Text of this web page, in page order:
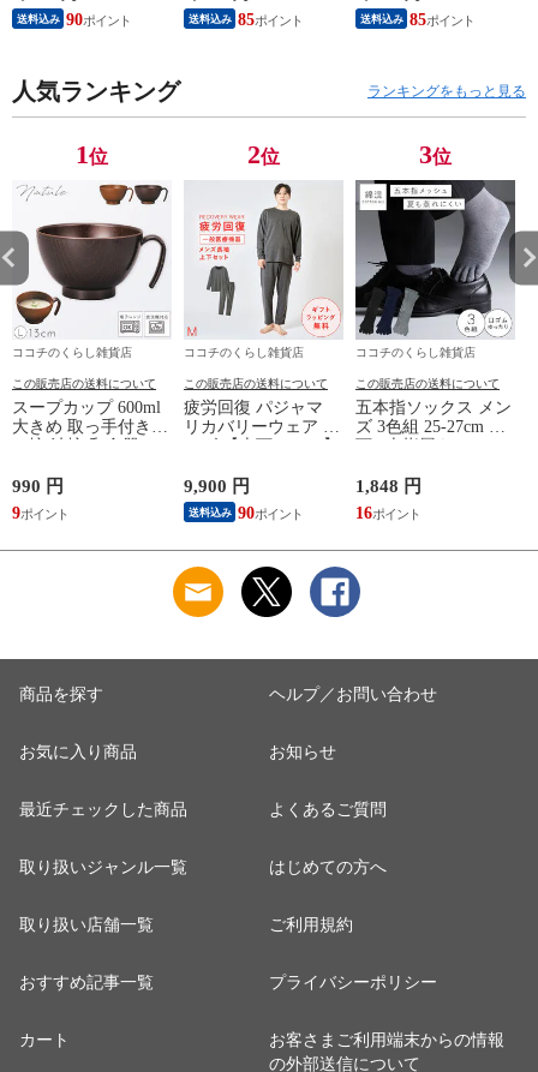
血行促進 肩こり 腰
痛対策 疲れ 軽減 ル
ゼント 敬老の日 男
性用 安眠サポート
プルデザイン 杢グレ
送料込み 90
療機器】部屋着 肩こ
り 冷え性 疲れが取
ームウェア リカバリ
送料込み 85
療機器】部屋着 肩こ
り 冷え性 疲れが取
パが良い お得 安い
ームウェア リカバリ
送料込み 85
人気ランキング ランキングをもっと見る
1位
ココチのくらし雑貨店
この販売店の送料について
スープカップ 600ml
大きめ 取っ手付き
対応 レンジ 割れな
い 軽い 木目 Natule
レンジ手付木目椀 L
990 円
9
2位
ココチのくらし雑貨店
この販売店の送料について
疲労回復 パジャマ
リカバリーウェア メ
れが取れる パジャマ
血行促進 肩こり 腰
痛対策 疲れ 軽減 ル
ゼント 敬老の日 男
性用 安眠サポート
ストレッチ素材 シン
ー
9,900 円
送料込み 90
3位
ココチのくらし雑貨店
この販売店の送料について
五本指ソックス メン
ズ 3色組 25-27cm 靴
い ベーシックカラー
ゆったりメッシュメ
ンズ5本指ソックス
1,848 円
16
商品を探す
お気に入り商品
最近チェックした商品
取り扱いジャンル一覧
取り扱い店舗一覧
おすすめ記事一覧
カート
ヘルプ／お問い合わせ
お知らせ
よくあるご質問
はじめての方へ
ご利用規約
プライバシーポリシー
お客さまご利用端末からの情報
の外部送信について